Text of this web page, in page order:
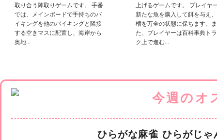
取り合う陣取りゲームです。 手番
では、メインボードで手持ちのバ
イキングを他のバイキングと隣接
する空きマスに配置し、海岸から
奥地...
上げるゲームです。 プレイヤ
新たな魚を購入して餌を与え
槽を万全の状態に保ちます。ま
た、プレイヤーは百科事典ト
ク上で進む...
ひらがな麻雀 ひらがじ